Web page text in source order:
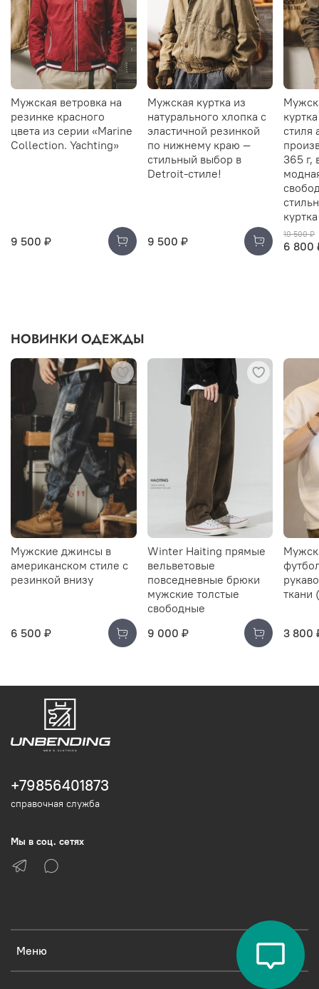
Мужская ветровка на
резинке красного
цвета из серии «Marine
Collection. Yachting»
9 500 ₽
Мужская куртка из
натурального хлопка с
эластичной резинкой
по нижнему краю —
стильный выбор в
Detroit-стиле!
9 500 ₽
стиля
365 г,
10 500 ₽
6 800
НОВИНКИ ОДЕЖДЫ
Мужские джинсы в
американском стиле с
резинкой внизу
6 500 ₽
Winter Haiting прямые
вельветовые
повседневные брюки
мужские толстые
свободные
9 000 ₽
ткани
3 800
Меню
+79856401873
справочная служба
Мы в соц. сетях